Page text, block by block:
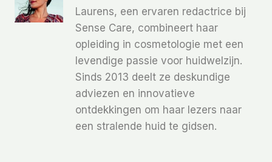
Laurens, een ervaren redactrice bij
Sense Care, combineert haar
opleiding in cosmetologie met een
levendige passie voor huidwelzijn.
Sinds 2013 deelt ze deskundige
adviezen en innovatieve
ontdekkingen om haar lezers naar
een stralende huid te gidsen.